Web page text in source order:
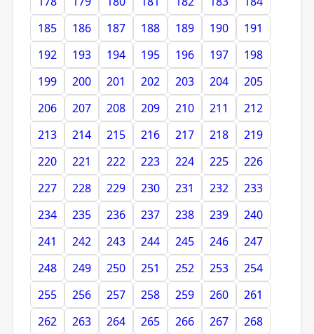
185
186 187 188 189 190
191
192
193 194 195 196 197
198
199
200 201 202 203 204
205
206
207 208 209 210 211
212
213
214 215 216 217 218
219
220
221 222 223 224 225
226
227
228 229 230 231 232
233
234
235 236 237 238 239
240
241
242 243 244 245 246
247
248
249 250 251 252 253
254
255
256 257 258 259 260
261
262
263 264 265 266 267
268